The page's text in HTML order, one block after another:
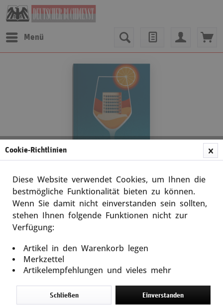
Menü
John Hoewer
Europa-Power-Brutal
Artikel-Nr.: 12786
18,00 €
inkl. MwSt.zzgl. Versandkosten
Lieferzeit ca. 5 Tage
Cookie-Richtlinien
Diese Website verwendet Cookies, um Ihnen die
bestmögliche Funktionalität bieten zu können.
Wenn Sie damit nicht einverstanden sein sollten,
stehen Ihnen folgende Funktionen nicht zur
Verfügung:
Artikel in den Warenkorb legen
Merkzettel
Artikelempfehlungen und vieles mehr
Einverstanden
Schließen